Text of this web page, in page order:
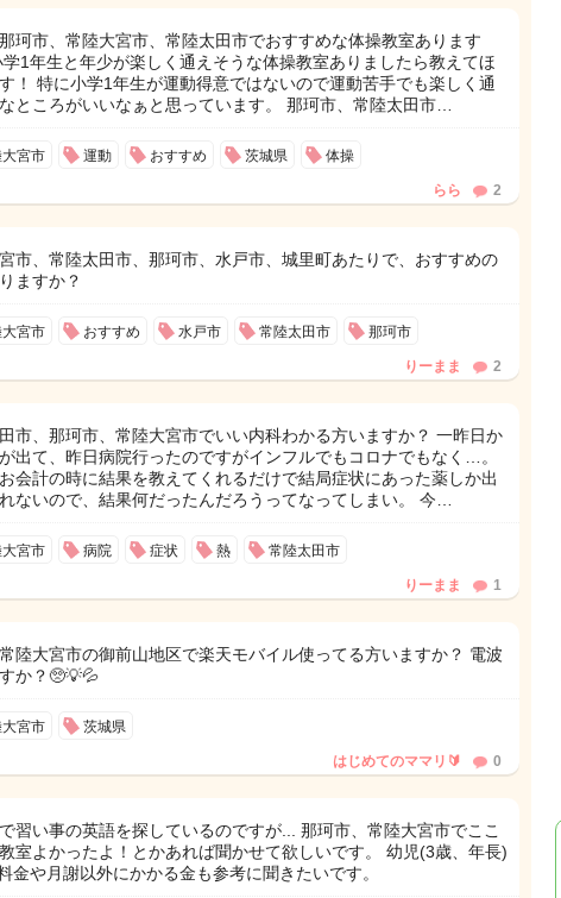
珂市、常陸大宮市、常陸太田市でおすすめな体操教室あります
1年生と年少が楽しく通えそうな体操教室ありましたら教えてほ
！ 特に小学1年生が運動得意ではないので運動苦手でも楽しく通
ところがいいなぁと思っています。 那珂市、常陸太田市…
宮市 運動 おすすめ 茨城県 体操
らら 2
市、常陸太田市、那珂市、水戸市、城里町あたりで、おすすめの
ますか？
宮市 おすすめ 水戸市 常陸太田市 那珂市
りーまま 2
市、那珂市、常陸大宮市でいい内科わかる方いますか？ 一昨日か
出て、昨日病院行ったのですがインフルでもコロナでもなく…。
会計の時に結果を教えてくれるだけで結局症状にあった薬しか出
ないので、結果何だったんだろうってなってしまい。 今…
宮市 病院 症状 熱 常陸太田市
りーまま 1
陸大宮市の御前山地区で楽天モバイル使ってる方いますか？ 電波
か？🥺💡💦
宮市 茨城県
はじめてのママリ🔰 0
習い事の英語を探しているのですが... 那珂市、常陸大宮市でここ
室よかったよ！とかあれば聞かせて欲しいです。 幼児(3歳、年長)
金や月謝以外にかかる金も参考に聞きたいです。